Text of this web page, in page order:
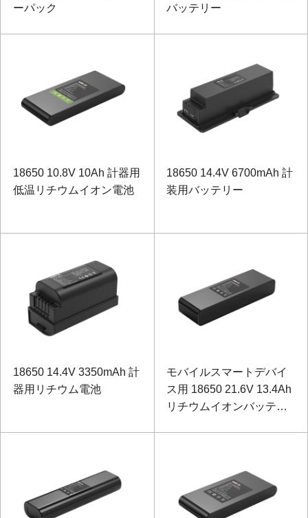
ーパック
バッテリー
18650 10.8V 10Ah 計器用
低温リチウムイオン電池
18650 14.4V 6700mAh 計
装用バッテリー
18650 14.4V 3350mAh 計
器用リチウム電池
モバイルスマートデバイ
ス用 18650 21.6V 13.4Ah
リチウムイオンバッテリ